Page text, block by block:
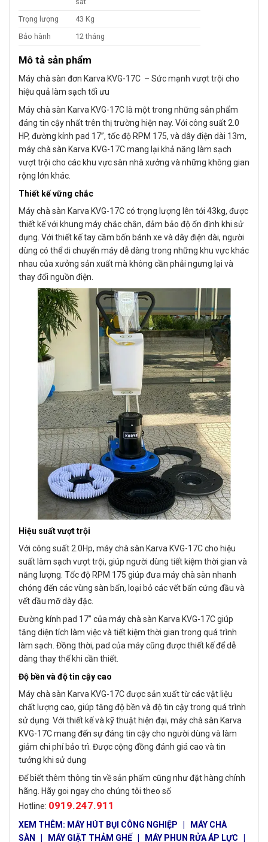
Trọng lượng
43 Kg
Bảo hành
12 tháng
Mô tả sản phẩm
Máy chà sàn đơn Karva KVG-17C – Sức mạnh vượt trội cho
hiệu quả làm sạch tối ưu
Máy chà sàn Karva KVG-17C là một trong những sản phẩm
đáng tin cậy nhất trên thị trường hiện nay. Với công suất 2.0
HP, đường kính pad 17”, tốc độ RPM 175, và dây điện dài 13m,
máy chà sàn Karva KVG-17C mang lại khả năng làm sạch
vượt trội cho các khu vực sàn nhà xưởng và những không gian
rộng lớn khác.
Thiết kế vững chắc
Máy chà sàn Karva KVG-17C có trọng lượng lên tới 43kg, được
thiết kế với khung máy chắc chắn, đảm bảo độ ổn định khi sử
dụng. Với thiết kế tay cầm bốn bánh xe và dây điện dài, người
dùng có thể di chuyển máy dễ dàng trong những khu vực khác
nhau của xưởng sản xuất mà không cần phải ngưng lại và
thay đổi nguồn điện.
Hiệu suất vượt trội
Với công suất 2.0Hp, máy chà sàn Karva KVG-17C cho hiệu
suất làm sạch vượt trội, giúp người dùng tiết kiệm thời gian và
năng lượng. Tốc độ RPM 175 giúp đưa máy chà sàn nhanh
chóng đến các vùng sàn bẩn, loại bỏ các vết bẩn cứng đầu và
vết dầu mỡ dày đặc.
Đường kính pad 17” của máy chà sàn Karva KVG-17C giúp
tăng diện tích làm việc và tiết kiệm thời gian trong quá trình
làm sạch. Đồng thời, pad của máy cũng được thiết kế để dễ
dàng thay thế khi cần thiết.
Độ bền và độ tin cậy cao
Máy chà sàn Karva KVG-17C được sản xuất từ các vật liệu
chất lượng cao, giúp tăng độ bền và độ tin cậy trong quá trình
sử dụng. Với thiết kế và kỹ thuật hiện đại, máy chà sàn Karva
KVG-17C mang đến sự đáng tin cậy cho người dùng và làm
giảm chi phí bảo trì. Được cộng đồng đánh giá cao và tin
tưởng khi sử dụng
Để biết thêm thông tin về sản phẩm cũng như đặt hàng chính
hãng. Hãy goi ngay cho chúng tôi theo số
Hotline: 0919.247.911
XEM THÊM: MÁY HÚT BỤI CÔNG NGHIỆP | MÁY CHÀ
SÀN
| MÁY GIẶT THẢM GHẾ | MÁY PHUN RỬA ÁP LỰC
|